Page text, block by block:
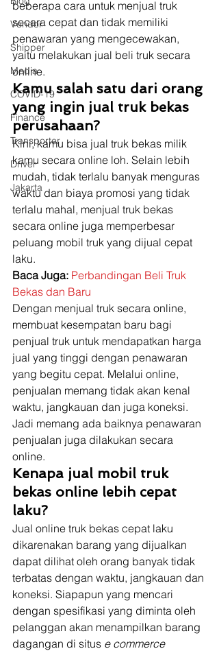
Vendor
Shipper
Media
COVID-19
Finance
Transporter
Driver
Jakarta
beberapa cara untuk menjual truk
secara cepat dan tidak memiliki
penawaran yang mengecewakan,
yaitu melakukan jual beli truk secara
online.
Kamu salah satu dari orang
yang ingin jual truk bekas
perusahaan?
Kini, kamu bisa jual truk bekas milik
kamu secara online loh. Selain lebih
mudah, tidak terlalu banyak menguras
waktu dan biaya promosi yang tidak
terlalu mahal, menjual truk bekas
secara online juga memperbesar
peluang mobil truk yang dijual cepat
laku.
Baca Juga: Perbandingan Beli Truk
Bekas dan Baru
Dengan menjual truk secara online,
membuat kesempatan baru bagi
penjual truk untuk mendapatkan harga
jual yang tinggi dengan penawaran
yang begitu cepat. Melalui online,
penjualan memang tidak akan kenal
waktu, jangkauan dan juga koneksi.
Jadi memang ada baiknya penawaran
penjualan juga dilakukan secara
online.
Kenapa jual mobil truk
bekas online lebih cepat
laku?
Jual online truk bekas cepat laku
dikarenakan barang yang dijualkan
dapat dilihat oleh orang banyak tidak
terbatas dengan waktu, jangkauan dan
koneksi. Siapapun yang mencari
dengan spesifikasi yang diminta oleh
pelanggan akan menampilkan barang
dagangan di situs e commerce